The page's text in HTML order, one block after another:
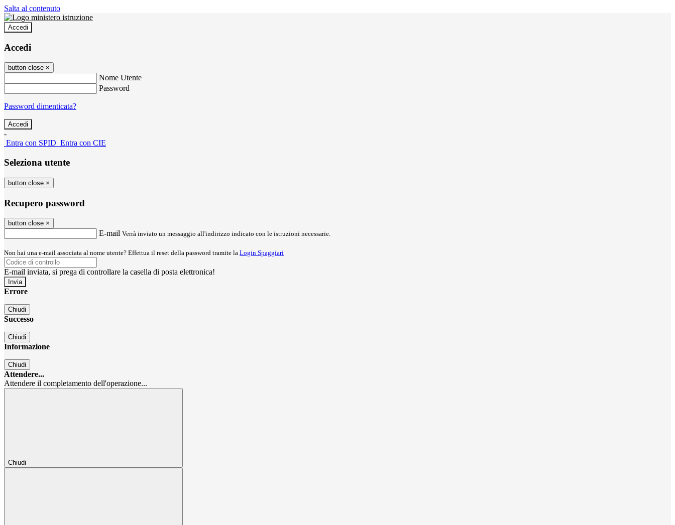
Salta al contenuto
Accedi
Accedi
button close ×
Nome Utente
Password
Password dimenticata?
-
Entra con SPID Entra con CIE
Seleziona utente
button close ×
Recupero password
button close ×
E-mail Verrà inviato un messaggio all'indirizzo indicato con le istruzioni necessarie.
Non hai una e-mail associata al nome utente? Effettua il reset della password tramite la Login Spaggiari
E-mail inviata, si prega di controllare la casella di posta elettronica!
Errore
Chiudi
Successo
Chiudi
Informazione
Chiudi
Attendere...
Attendere il completamento dell'operazione...
Chiudi